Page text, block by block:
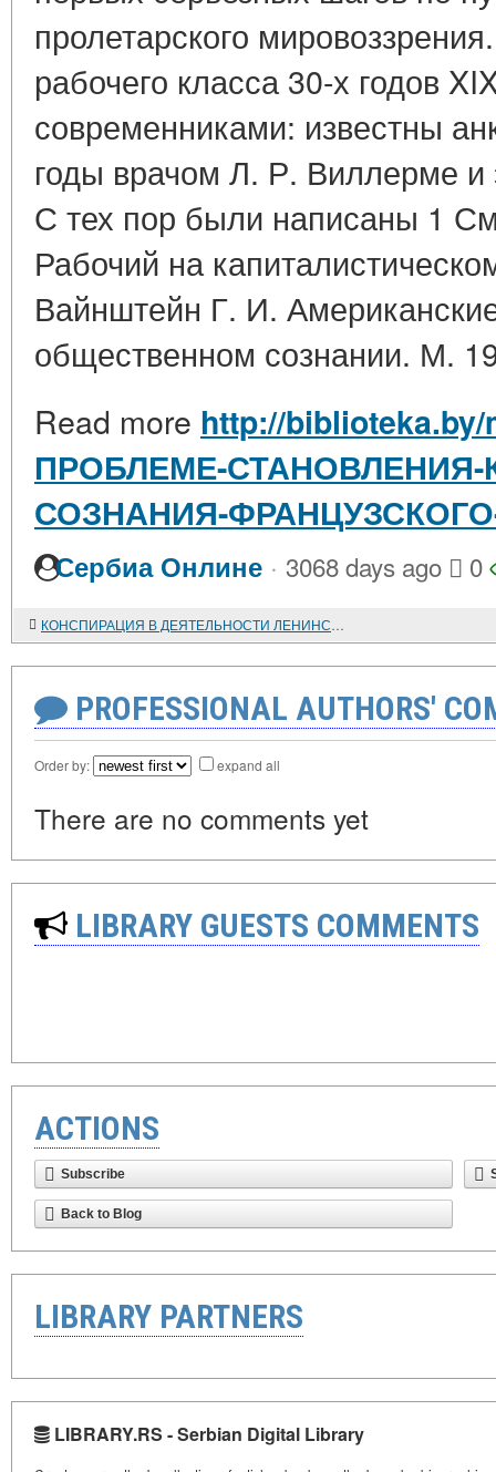
пролетарского
рабочего класса 30-х годов
современниками: известны
годы врачом Л. Р. Виллерме
С тех пор были написаны 1
Рабочий на
Вайнштейн Г. И.
общественном сознании. М.
Read more http://
ПРОБЛЕМЕ-
СОЗНАНИЯ-
Сербиа Онлине · 3068 days ago 0
КОНСПИРАЦИЯ В ДЕЯТЕЛЬНОСТИ ЛЕНИНСКОЙ "ИСКРЫ"
PROFESSIONAL AUTHORS'
Order by: expand all
There are no comments yet
LIBRARY GUESTS COMMENTS
ACTIONS
Subscribe
Back to Blog
LIBRARY PARTNERS
LIBRARY.RS - Serbian Digital Library